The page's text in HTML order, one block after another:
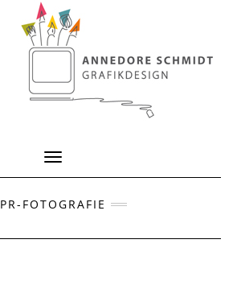
Toggle Navigation
PR-FOTOGRAFIE